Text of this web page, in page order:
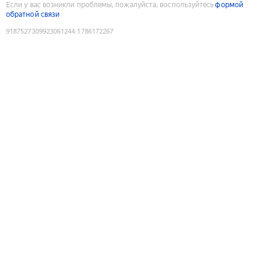
Если у вас возникли проблемы, пожалуйста, воспользуйтесьформой
обратной связи
9187527309923061244:1786172267